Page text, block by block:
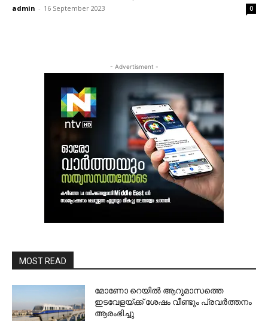
admin - 16 September 2023 0
- Advertisment -
MOST READ
മോണോ റെയില്‍ ആറുമാസത്തെ
ഇടവേളയ്ക്ക് ശേഷം വീണ്ടും പ്രവര്‍ത്തനം
ആരംഭിച്ചു